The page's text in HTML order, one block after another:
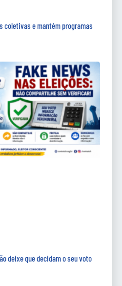
coletivas e mantém programas
deixe que decidam o seu voto